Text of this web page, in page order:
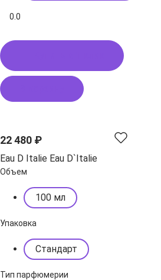
0.0
22 480 ₽
Eau D Italie Eau D`Italie
Объем
100 мл
Упаковка
Стандарт
Тип парфюмерии